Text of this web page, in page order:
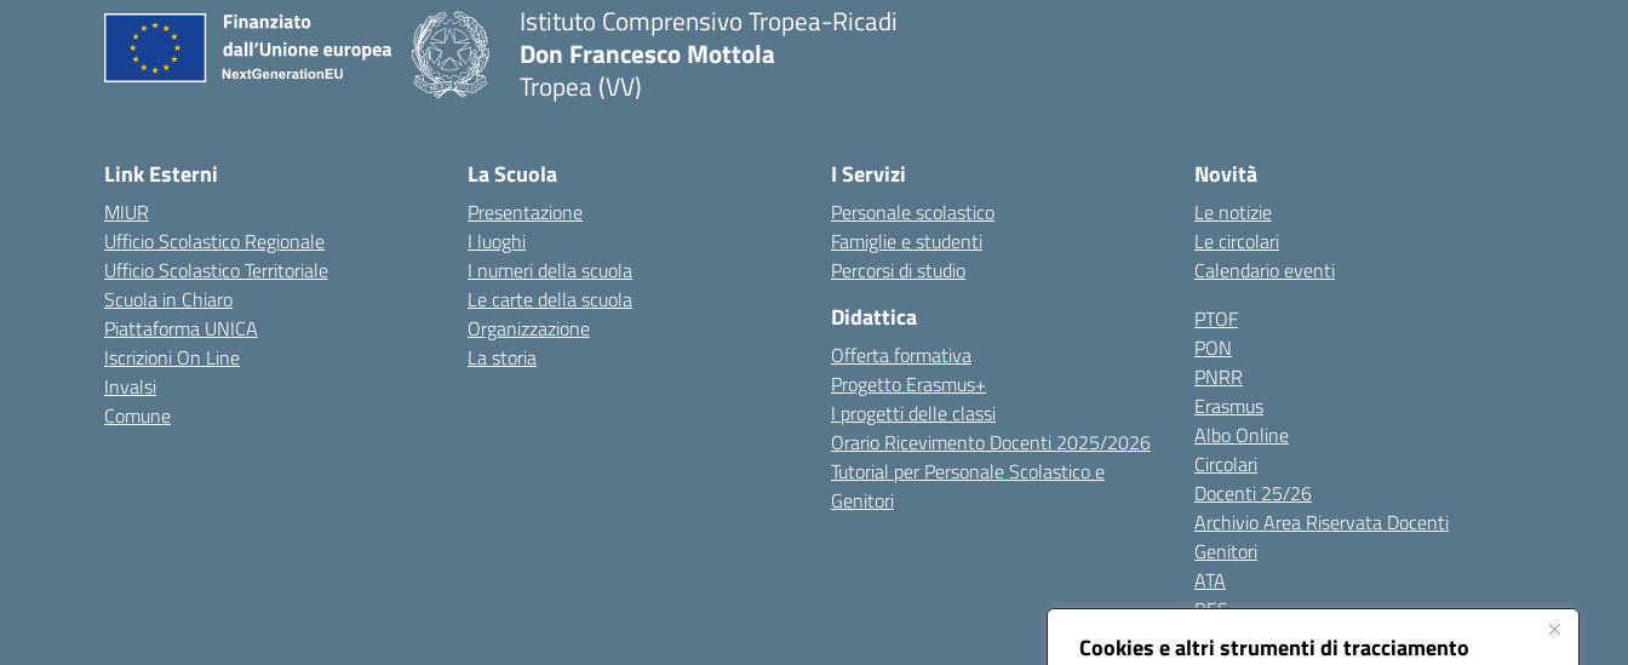
Cookies e altri strumenti di tracciamento
Istituto Comprensivo Tropea-Ricadi
Don Francesco Mottola
Tropea (VV)
Link Esterni
MIUR
Ufficio Scolastico Regionale
Ufficio Scolastico Territoriale
Scuola in Chiaro
Piattaforma UNICA
Iscrizioni On Line
Invalsi
Comune
La Scuola
Presentazione
I luoghi
I numeri della scuola
Le carte della scuola
Organizzazione
La storia
I Servizi
Personale scolastico
Famiglie e studenti
Percorsi di studio
Didattica
Offerta formativa
Progetto Erasmus+
I progetti delle classi
Orario Ricevimento Docenti 2025/2026
Tutorial per Personale Scolastico e
Genitori
Novità
Le notizie
Le circolari
Calendario eventi
PTOF
PON
PNRR
Erasmus
Albo Online
Circolari
Docenti 25/26
Archivio Area Riservata Docenti
Genitori
ATA
BES
Modulistica